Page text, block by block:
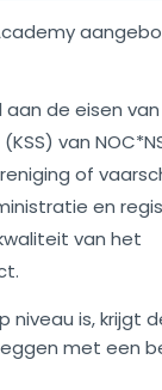
de eisen
van
of
en
van het
niveau is, krijgt
met een